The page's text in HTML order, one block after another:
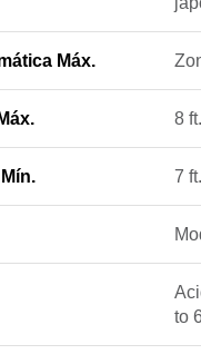
Máx.
8 ft.
7 ft.
to